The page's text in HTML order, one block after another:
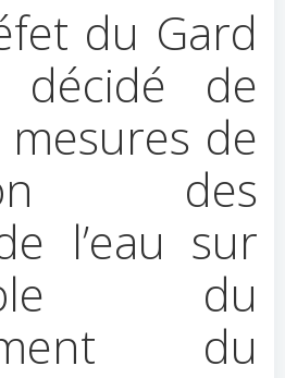
du Gard
de
de
des
l’eau sur
du
du